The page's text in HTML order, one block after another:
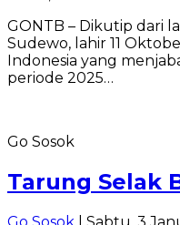
GONTB – Dikutip dari
Sudewo, lahir 11
Indonesia yang
periode 2025…
Go Sosok
Tarung Selak